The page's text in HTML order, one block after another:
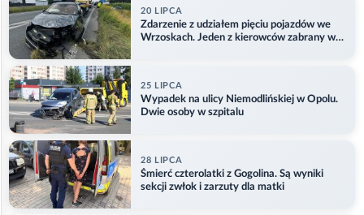
20 LIPCA
Zdarzenie z udziałem pięciu pojazdów we
Wrzoskach. Jeden z kierowców zabrany w
25 LIPCA
Wypadek na ulicy Niemodlińskiej w Opolu.
Dwie osoby w szpitalu
28 LIPCA
Śmierć czterolatki z Gogolina. Są wyniki
sekcji zwłok i zarzuty dla matki